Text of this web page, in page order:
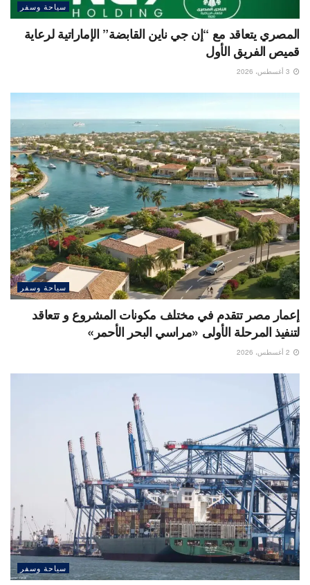
سياحة وسفر
المصري يتعاقد مع “إن جي ناين القابضة” الإماراتية لرعاية
قميص الفريق الأول
سياحة وسفر
إعمار مصر تتقدم في مختلف مكونات المشروع و تتعاقد
لتنفيذ المرحلة الأولى «مراسي البحر الأحمر»
سياحة وسفر